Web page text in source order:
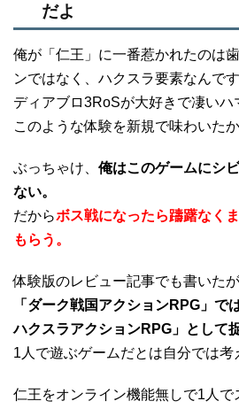
だよ
俺が「仁王」に一番惹かれたのは
ンではなく、ハクスラ要素なんです
ディアブロ3RoSが大好きで凄い
このような体験を新規で味わいた
ぶっちゃけ、 俺はこのゲームにシ
ない。
だからボス戦になったら躊躇なく
もらう。
体験版のレビュー記事でも書いたが
「ダーク戦国アクションRPG」で
ハクスラアクションRPG」として
1人で遊ぶゲームだとは自分では考
仁王をオンライン機能無しで1人で